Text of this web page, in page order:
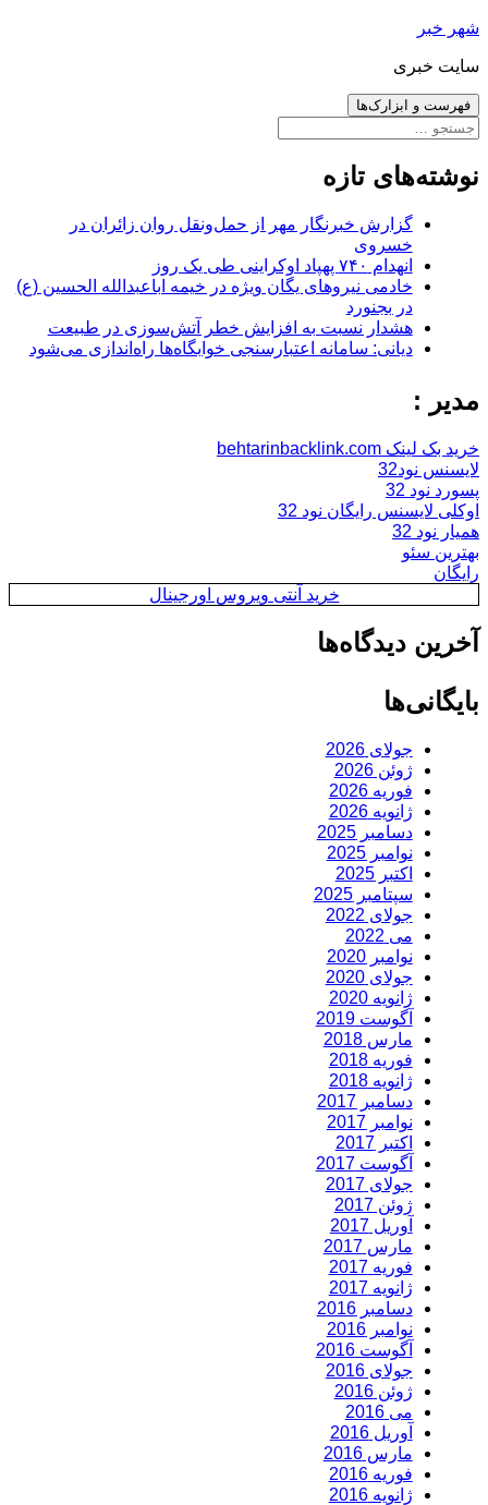
رفتن
نوشته‌ها
شهر خبر
سایت خبری
فهرست و ابزارک‌ها
جستجو
نوشته‌های تازه
گزارش خبرنگار مهر از حمل‌ونقل روان زائران در
خسروی
انهدام ۷۴۰ پهپاد اوکراینی طی یک روز
خادمی نیروهای یگان ویژه در خیمه اباعبدالله الحسین (ع)
در بجنورد
هشدار نسبت به افزایش خطر آتش‌سوزی در طبیعت
دیانی: سامانه اعتبارسنجی خوابگاه‌ها راه‌اندازی می‌شود
مدیر :
خرید بک لینک behtarinbacklink.com
لایسنس نود32
پسورد نود 32
اوکلی لایسنس رایگان نود 32
همیار نود 32
بهترین سئو
رایگان
خرید آنتی ویروس اورجینال
آخرین دیدگاه‌ها
بایگانی‌ها
جولای 2026
ژوئن 2026
فوریه 2026
ژانویه 2026
دسامبر 2025
نوامبر 2025
اکتبر 2025
سپتامبر 2025
جولای 2022
می 2022
نوامبر 2020
جولای 2020
ژانویه 2020
آگوست 2019
مارس 2018
فوریه 2018
ژانویه 2018
دسامبر 2017
نوامبر 2017
اکتبر 2017
آگوست 2017
جولای 2017
ژوئن 2017
آوریل 2017
مارس 2017
فوریه 2017
ژانویه 2017
دسامبر 2016
نوامبر 2016
آگوست 2016
جولای 2016
ژوئن 2016
می 2016
آوریل 2016
مارس 2016
فوریه 2016
ژانویه 2016